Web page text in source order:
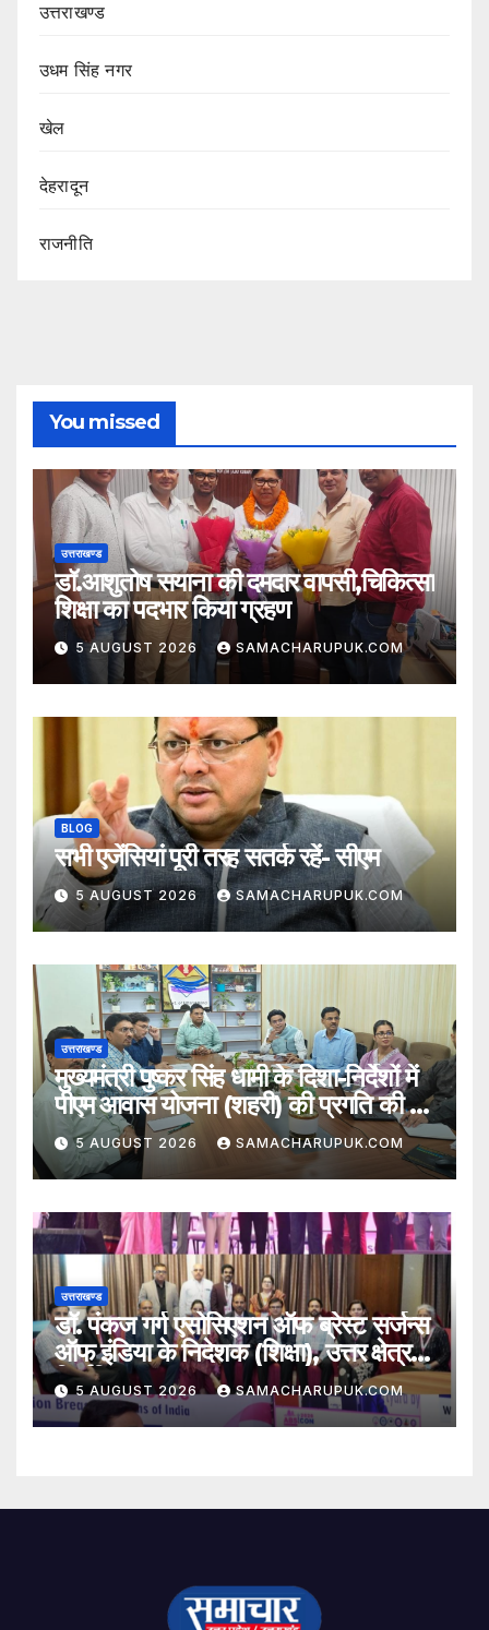
उत्तराखण्ड
उधम सिंह नगर
खेल
देहरादून
राजनीति
You missed
उत्तराखण्ड
डॉ.आशुतोष सयाना की दमदार वापसी,चिकित्सा
शिक्षा का पदभार किया ग्रहण
5 AUGUST 2026 SAMACHARUPUK.COM
BLOG
सभी एजेंसियां पूरी तरह सतर्क रहें- सीएम
5 AUGUST 2026 SAMACHARUPUK.COM
उत्तराखण्ड
मुख्यमंत्री पुष्कर सिंह धामी के दिशा-निर्देशों में
पीएम आवास योजना (शहरी) की प्रगति की हुई
समीक्षा
5 AUGUST 2026 SAMACHARUPUK.COM
उत्तराखण्ड
डॉ. पंकज गर्ग एसोसिएशन ऑफ ब्रेस्ट सर्जन्स
ऑफ इंडिया के निदेशक (शिक्षा), उत्तर क्षेत्र
निर्वाचित
5 AUGUST 2026 SAMACHARUPUK.COM